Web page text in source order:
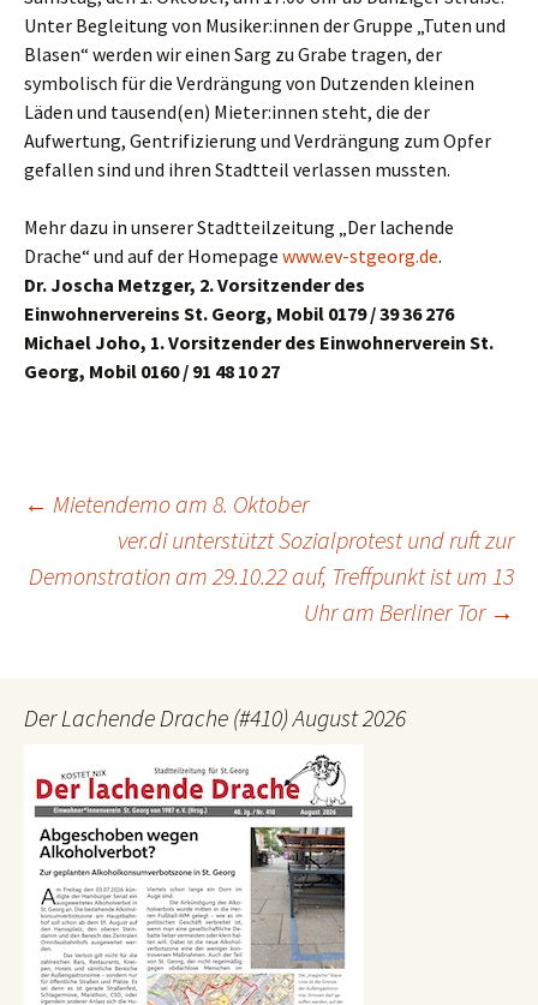
Unter Begleitung von Musiker:innen der Gruppe „Tuten und
Blasen“ werden wir einen Sarg zu Grabe tragen, der
symbolisch für die Verdrängung von Dutzenden kleinen
Läden und tausend(en) Mieter:innen steht, die der
Aufwertung, Gentrifizierung und Verdrängung zum Opfer
gefallen sind und ihren Stadtteil verlassen mussten.
Mehr dazu in unserer Stadtteilzeitung „Der lachende
Drache“ und auf der Homepage www.ev-stgeorg.de.
Dr. Joscha Metzger, 2. Vorsitzender des
Einwohnervereins St. Georg, Mobil 0179 / 39 36 276
Michael Joho, 1. Vorsitzender des Einwohnerverein St.
Georg, Mobil 0160 / 91 48 10 27
Beitragsnavigation
← Mietendemo am 8. Oktober
ver.di unterstützt Sozialprotest und ruft zur
Demonstration am 29.10.22 auf, Treffpunkt ist um 13
Uhr am Berliner Tor →
Der Lachende Drache (#410) August 2026